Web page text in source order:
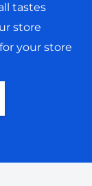
tastes
store
your store